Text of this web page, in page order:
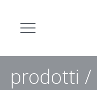
prodotti /